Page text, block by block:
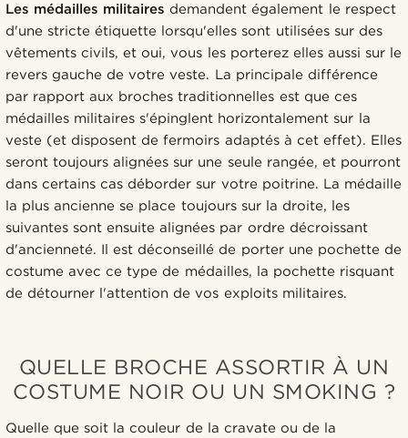
Les médailles militaires demandent également le respect
d'une stricte étiquette lorsqu'elles sont utilisées sur des
vêtements civils, et oui, vous les porterez elles aussi sur le
revers gauche de votre veste. La principale différence
par rapport aux broches traditionnelles est que ces
médailles militaires s'épinglent horizontalement sur la
veste (et disposent de fermoirs adaptés à cet effet). Elles
seront toujours alignées sur une seule rangée, et pourront
dans certains cas déborder sur votre poitrine. La médaille
la plus ancienne se place toujours sur la droite, les
suivantes sont ensuite alignées par ordre décroissant
d'ancienneté. Il est déconseillé de porter une pochette de
costume avec ce type de médailles, la pochette risquant
de détourner l'attention de vos exploits militaires.
QUELLE BROCHE ASSORTIR À UN
COSTUME NOIR OU UN SMOKING ?
Quelle que soit la couleur de la cravate ou de la